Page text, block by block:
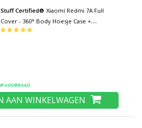
Stuff Certified® Xiaomi Redmi 7A Full
Cover - 360° Body Hoesje Case +
Screenprotector Tempered Glass Paars
VOORRAAD
AAN WINKELWAGEN